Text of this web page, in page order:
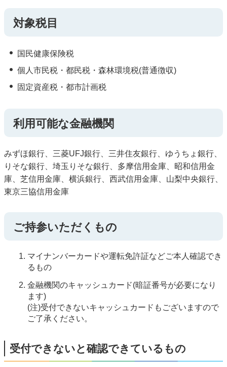
対象税目
国民健康保険税
個人市民税・都民税・森林環境税(普通徴収)
固定資産税・都市計画税
利用可能な金融機関
みずほ銀行、三菱UFJ銀行、三井住友銀行、ゆうちょ銀行、
りそな銀行、埼玉りそな銀行、多摩信用金庫、昭和信用金
庫、芝信用金庫、横浜銀行、西武信用金庫、山梨中央銀行、
東京三協信用金庫
ご持参いただくもの
マイナンバーカードや運転免許証などご本人確認でき
るもの
金融機関のキャッシュカード(暗証番号が必要になり
ます)
(注)受付できないキャッシュカードもございますので
ご了承ください。
受付できないと確認できているもの